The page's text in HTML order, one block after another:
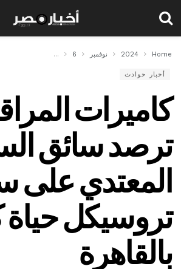
Home
2024 نوفمبر 6 كاميرات المراقبة
أخبار حوادث
كاميرات
ترصد سائق
المعتدي على
تروسيكل حياة
بالقاهرة